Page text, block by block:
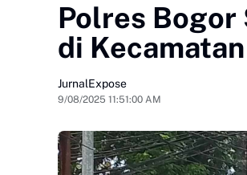
Polres Bogor
di
JurnalExpose
9/08/2025 11:51:00 AM